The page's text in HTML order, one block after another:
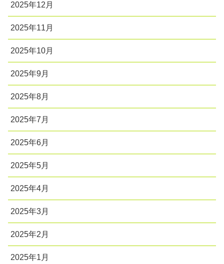
2025年12月
2025年11月
2025年10月
2025年9月
2025年8月
2025年7月
2025年6月
2025年5月
2025年4月
2025年3月
2025年2月
2025年1月